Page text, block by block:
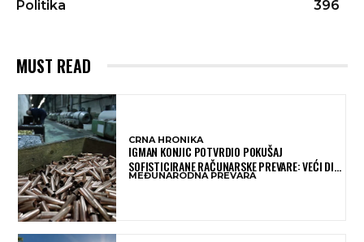
Politika
396
MUST READ
CRNA HRONIKA
IGMAN KONJIC POTVRDIO POKUŠAJ
SOFISTICIRANE RAČUNARSKE PREVARE: VEĆI DIO
NOVCA BLOKIRAN, OČEKUJE SE POVRAT
MEĐUNARODNA PREVARA